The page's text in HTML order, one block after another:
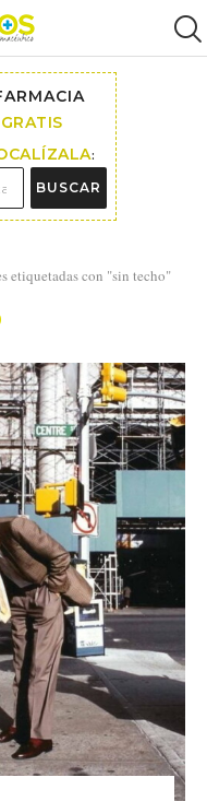
:
BUSCAR
etiquetadas con "sin techo"